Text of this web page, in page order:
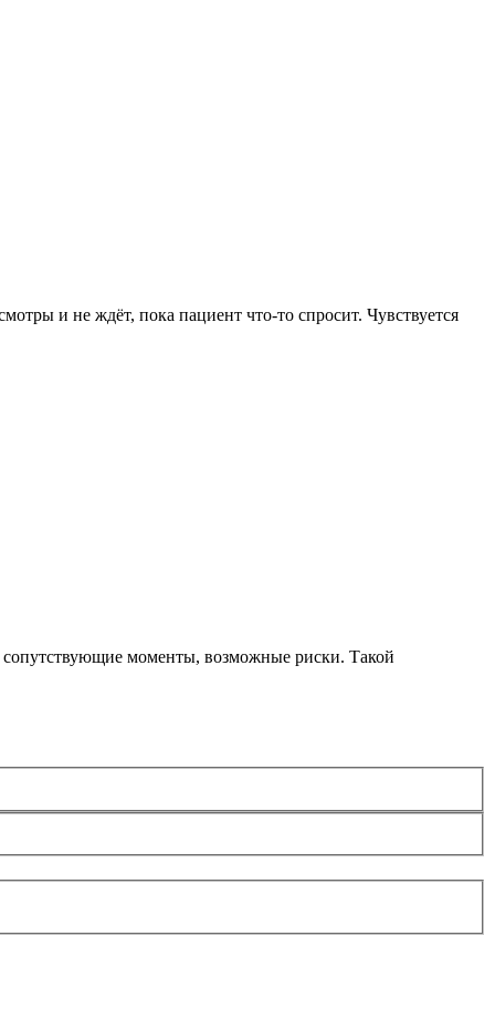
и не ждёт, пока пациент что‑то спросит. Чувствуется
сопутствующие моменты, возможные риски. Такой